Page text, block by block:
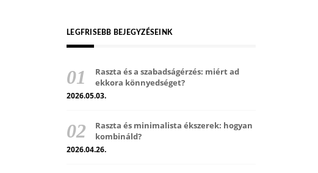
LEGFRISEBB BEJEGYZÉSEINK
Raszta és a szabadságérzés: miért ad
ekkora könnyedséget?
2026.05.03.
Raszta és minimalista ékszerek: hogyan
kombináld?
2026.04.26.